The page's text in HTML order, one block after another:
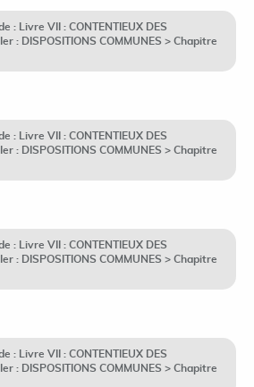
: Livre VII : CONTENTIEUX DES
: DISPOSITIONS COMMUNES > Chapitre
: Livre VII : CONTENTIEUX DES
: DISPOSITIONS COMMUNES > Chapitre
: Livre VII : CONTENTIEUX DES
: DISPOSITIONS COMMUNES > Chapitre
: Livre VII : CONTENTIEUX DES
: DISPOSITIONS COMMUNES > Chapitre